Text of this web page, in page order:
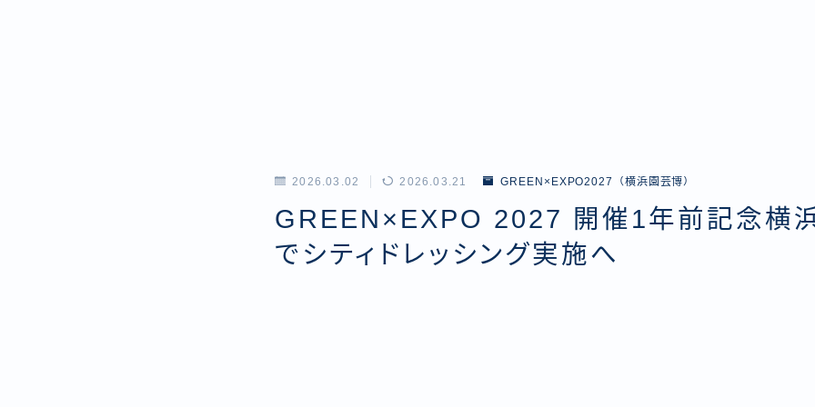
2026.03.02 2026.03.21 GREEN×EXPO2027（横浜園芸博）
GREEN×EXPO 2027 開催1年前記念横
でシティドレッシング実施へ